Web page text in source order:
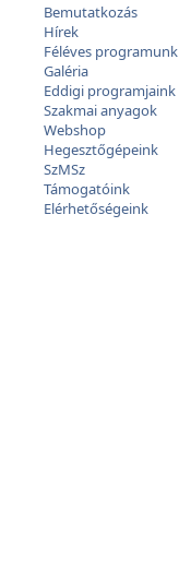
Bemutatkozás
Hírek
Féléves programunk
Galéria
Eddigi programjaink
Szakmai anyagok
Webshop
Hegesztőgépeink
SzMSz
Támogatóink
Elérhetőségeink